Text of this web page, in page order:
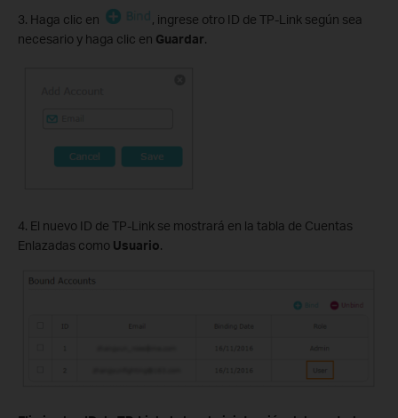
3. Haga clic en
, ingrese otro ID de TP-Link según sea
necesario y haga clic en Guardar.
4. El nuevo ID de TP-Link se mostrará en la tabla de Cuentas
Enlazadas como Usuario.